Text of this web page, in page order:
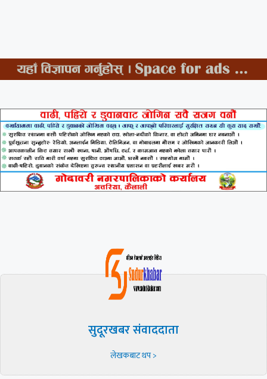
सुदूरखबर संवाददाता
लेखकबाट थप >